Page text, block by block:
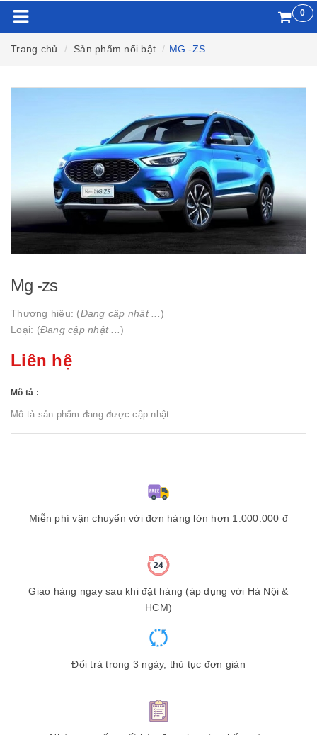
0
Trang chủ Sản phẩm nổi bật MG -ZS
Mg -zs
Thương hiệu: (Đang cập nhật ...)
Loại: (Đang cập nhật ...)
Liên hệ
Mô tả :
Mô tả sản phẩm đang được cập nhật
Miễn phí vận chuyển với đơn hàng lớn hơn 1.000.000 đ
Giao hàng ngay sau khi đặt hàng (áp dụng với Hà Nội &
HCM)
Đổi trả trong 3 ngày, thủ tục đơn giản